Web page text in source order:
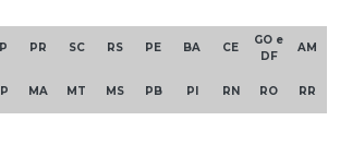
PR SC RS PE BA CE
GO e
DF
AM
MA MT MS PB PI RN RO RR